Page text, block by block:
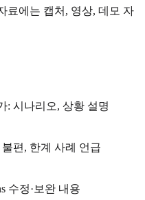
료에는 캡처, 영상, 데모 자
: 시나리오, 상황 설명
편, 한계 사례 언급
수정·보완 내용